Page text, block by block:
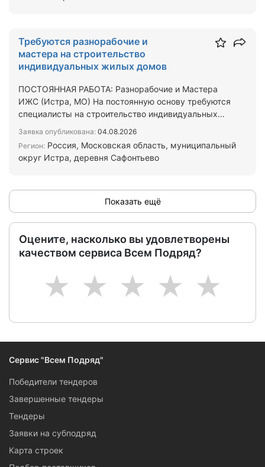
Требуются разнорабочие и
мастера на строительство
индивидуальных жилых домов
ПОСТОЯННАЯ РАБОТА: Разнорабочие и Мастера
ИЖС (Истра, МО) На постоянную основу требуются
специалисты на строительство индивидуальных
Заявка опубликована: 04.08.2026
Регион: Россия, Московская область, муниципальный
округ Истра, деревня Сафонтьево
Показать ещё
Оцените, насколько вы удовлетворены
качеством сервиса Всем Подряд?
5
4
3
2
1
Сервис "Всем Подряд"
Победители тендеров
Завершенные тендеры
Тендеры
Заявки на субподряд
Карта строек